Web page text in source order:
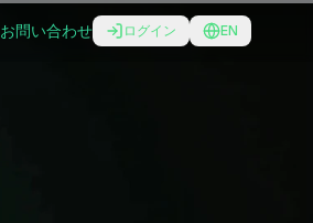
お問い合わせ ログイン EN